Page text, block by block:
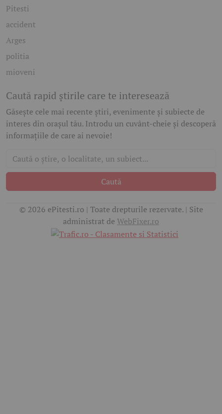
Pitesti
accident
Arges
politia
mioveni
Caută rapid știrile care te interesează
Găsește cele mai recente știri, evenimente și subiecte de
interes din orașul tău. Introdu un cuvânt-cheie și descoperă
informațiile de care ai nevoie!
Caută
© 2026 ePitesti.ro | Toate drepturile rezervate. | Site
administrat de WebFixer.ro